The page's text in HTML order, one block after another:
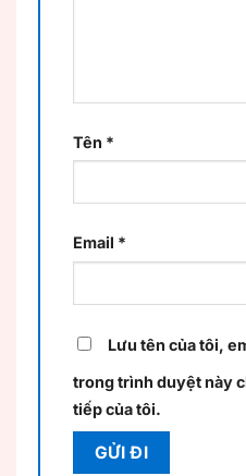
Tên *
Email *
Lưu tên của tôi,
trong trình duyệt này
tiếp của tôi.